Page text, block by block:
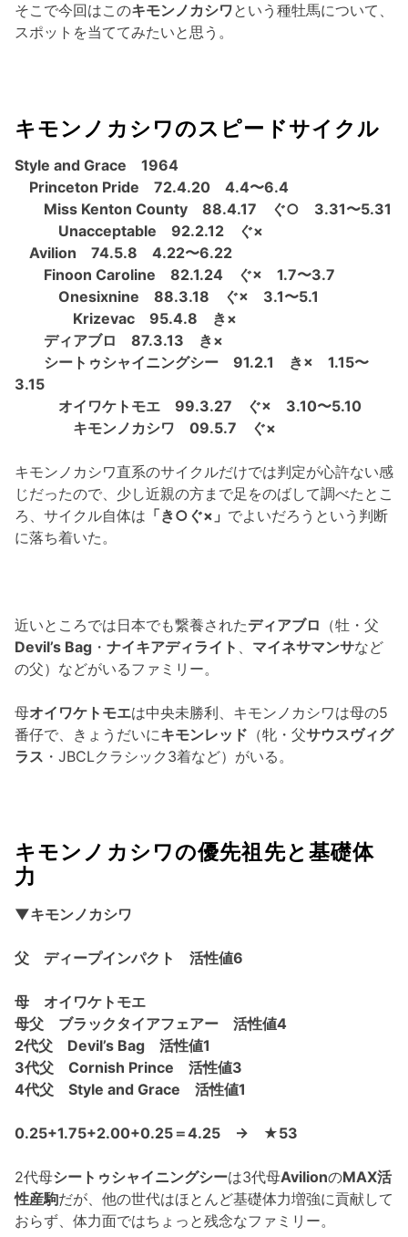
そこで今回はこのキモンノカシワという種牡馬について、
スポットを当ててみたいと思う。
キモンノカシワのスピードサイクル
Style and Grace 1964
Princeton Pride 72.4.20 4.4〜6.4
Miss Kenton County 88.4.17 ぐ○ 3.31〜5.31
Unacceptable 92.2.12 ぐ×
Avilion 74.5.8 4.22〜6.22
Finoon Caroline 82.1.24 ぐ× 1.7〜3.7
Onesixnine 88.3.18 ぐ× 3.1〜5.1
Krizevac 95.4.8 き×
ディアブロ 87.3.13 き×
シートゥシャイニングシー 91.2.1 き× 1.15〜
3.15
オイワケトモエ 99.3.27 ぐ× 3.10〜5.10
キモンノカシワ 09.5.7 ぐ×
キモンノカシワ直系のサイクルだけでは判定が心許ない感
じだったので、少し近親の方まで足をのばして調べたとこ
ろ、サイクル自体は 「き○ぐ×」 でよいだろうという判断
に落ち着いた。
近いところでは日本でも繋養されたディアブロ （牡・父
Devil’s Bag ・ ナイキアディライト マイネサマンサなど
の父）などがいるファミリー。
母オイワケトモエは中央未勝利、キモンノカシワは母の5
番仔で、きょうだいにキモンレッド （牝・父サウスヴィグ
ラス ・JBCLクラシック3着など）がいる。
キモンノカシワの優先祖先と基礎体
力
▼キモンノカシワ
父 ディープインパクト 活性値6
母 オイワケトモエ
母父 ブラックタイアフェアー 活性値4
2代父 Devil’s Bag 活性値1
3代父 Cornish Prince 活性値3
4代父 Style and Grace 活性値1
0.25+1.75+2.00+0.25＝4.25 → ★53
2代母シートゥシャイニングシーは3代母AvilionのMAX活
性産駒だが、他の世代はほとんど基礎体力増強に貢献して
おらず、体力面ではちょっと残念なファミリー。